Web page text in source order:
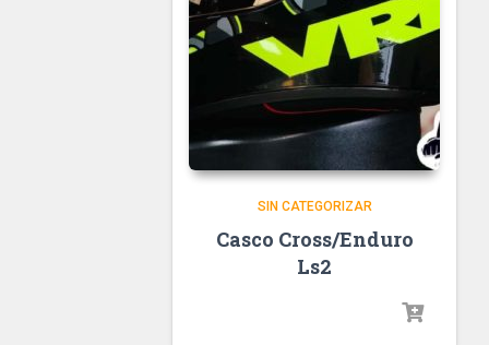
SIN CATEGORIZAR
Casco Cross/Enduro
Ls2